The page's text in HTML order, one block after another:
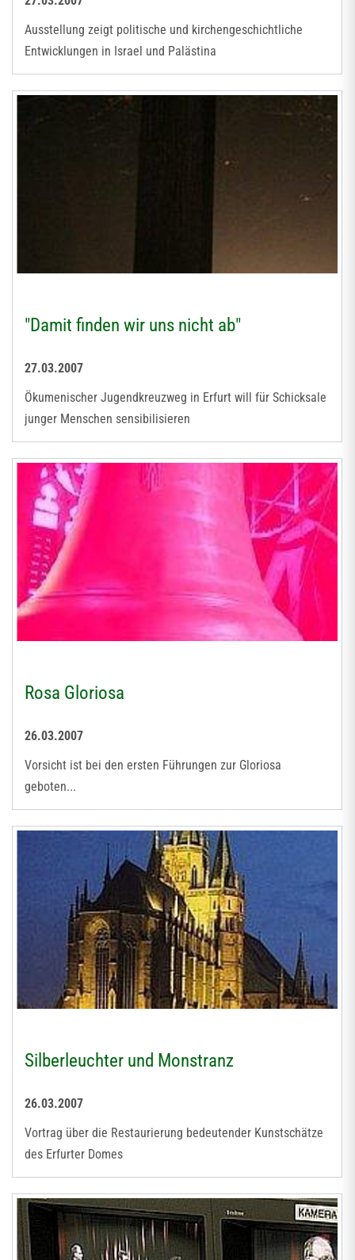
Ausstellung zeigt politische und kirchengeschichtliche
Entwicklungen in Israel und Palästina
"Damit finden wir uns nicht ab"
27.03.2007
Ökumenischer Jugendkreuzweg in Erfurt will für Schicksale
junger Menschen sensibilisieren
Rosa Gloriosa
26.03.2007
Vorsicht ist bei den ersten Führungen zur Gloriosa
geboten...
Silberleuchter und Monstranz
26.03.2007
Vortrag über die Restaurierung bedeutender Kunstschätze
des Erfurter Domes